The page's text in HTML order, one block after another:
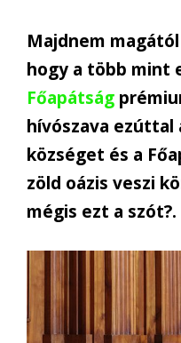
Majdnem
hogy a több mint
Főapátság
hívószava ezúttal
községet és a
zöld oázis veszi
mégis ezt a szót?.